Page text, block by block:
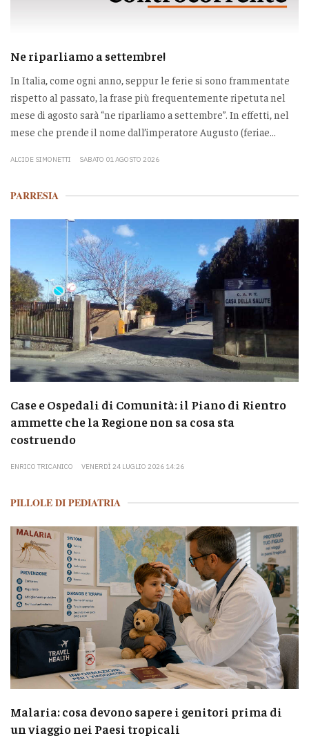
Ne riparliamo a settembre!
In Italia, come ogni anno, seppur le ferie si sono frammentate
rispetto al passato, la frase più frequentemente ripetuta nel
mese di agosto sarà “ne riparliamo a settembre”. In effetti, nel
mese che prende il nome dall’imperatore Augusto (feriae...
ALCIDE SIMONETTI SABATO 01 AGOSTO 2026
PARRESIA
Case e Ospedali di Comunità: il Piano di Rientro
ammette che la Regione non sa cosa sta
costruendo
ENRICO TRICANICO VENERDÌ 24 LUGLIO 2026 14:26
PILLOLE DI PEDIATRIA
Malaria: cosa devono sapere i genitori prima di
un viaggio nei Paesi tropicali